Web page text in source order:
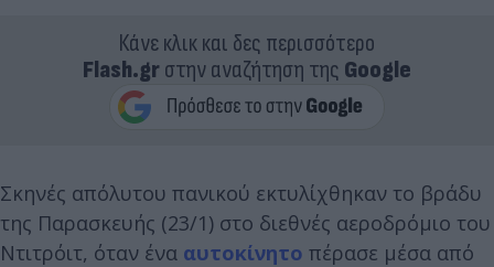
Κάνε κλικ και δες περισσότερο
Flash.grστην αναζήτηση της Google
Σκηνές απόλυτου πανικού εκτυλίχθηκαν το βράδυ
της Παρασκευής (23/1) στο διεθνές αεροδρόμιο του
Ντιτρόιτ, όταν ένα αυτοκίνητο πέρασε μέσα από